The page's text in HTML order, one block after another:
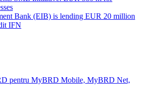
Bank (EIB) is lending EUR 20 million
IFN
pentru MyBRD Mobile, MyBRD Net,